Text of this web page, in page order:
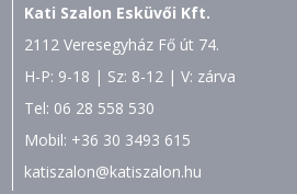
Kati Szalon Esküvői Kft.
2112 Veresegyház Fő út 74.
H-P: 9-18 | Sz: 8-12 | V: zárva
Tel: 06 28 558 530
Mobil: +36 30 3493 615
katiszalon@katiszalon.hu